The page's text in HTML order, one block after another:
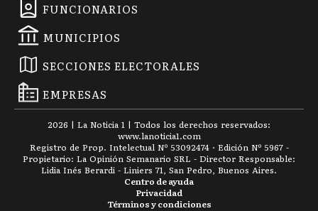
FUNCIONARIOS
MUNICIPIOS
SECCIONES ELECTORALES
EMPRESAS
2026 | La Noticia 1 | Todos los derechos reservados:
www.lanoticia1.com
Registro de Prop. Intelectual Nº 53092474 · Edición Nº 5967 -
Propietario: La Opinión Semanario SRL - Director Responsable:
Lidia Inés Berardi - Liniers 71, San Pedro, Buenos Aires.
Términos y condiciones
Privacidad
Centro de ayuda